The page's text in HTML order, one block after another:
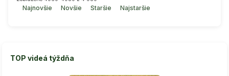
Najnovšie Novšie Staršie Najstaršie
TOP videá týždňa